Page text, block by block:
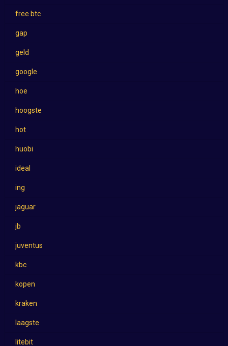
free btc
gap
geld
google
hoe
hoogste
hot
huobi
ideal
ing
jaguar
jb
juventus
kbc
kopen
kraken
laagste
litebit